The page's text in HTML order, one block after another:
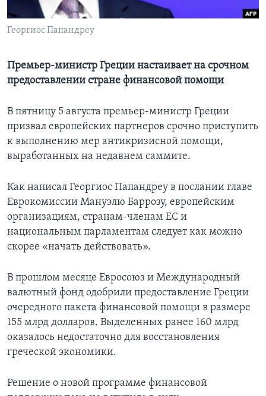
Learning English
Языки
Георгиос Папандреу
Премьер-министр Греции настаивает на срочном
предоставлении стране финансовой помощи
В пятницу 5 августа премьер-министр Греции
призвал европейских партнеров срочно приступить
к выполнению мер антикризисной помощи,
выработанных на недавнем саммите.
Как написал Георгиос Папандреу в послании главе
Еврокомиссии Мануэлю Баррозу, европейским
организациям, странам-членам ЕС и
национальным парламентам следует как можно
скорее «начать действовать».
В прошлом месяце Евросоюз и Международный
валютный фонд одобрили предоставление Греции
очередного пакета финансовой помощи в размере
155 млрд долларов. Выделенных ранее 160 млрд
оказалось недостаточно для восстановления
греческой экономики.
Решение о новой программе финансовой